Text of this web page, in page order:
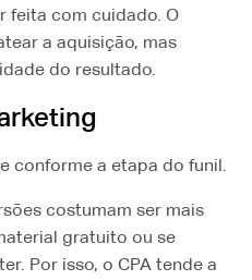
feita com cuidado. O
a aquisição, mas
do resultado.
conforme a etapa do funil.
costumam ser mais
gratuito ou se
Por isso, o CPA tende a